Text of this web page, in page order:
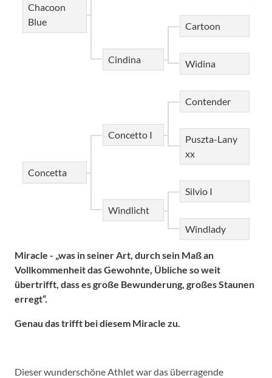
Chacoon
Blue
Concetta
Cindina
Concetto I
Windlicht
Cartoon
Widina
Contender
Puszta-Lany
xx
Silvio I
Windlady
Miracle - „was in seiner Art, durch sein Maß an
Vollkommenheit das Gewohnte, Übliche so weit
übertrifft, dass es große Bewunderung, großes Staunen
erregt“.
Genau das trifft bei diesem Miracle zu.
Dieser wunderschöne Athlet war das überragende